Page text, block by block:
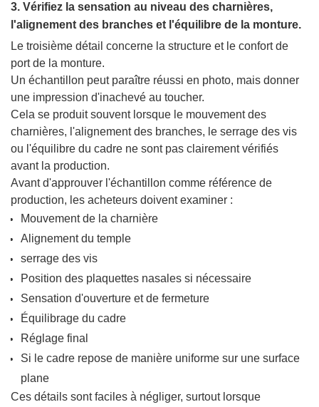
3. Vérifiez la sensation au niveau des charnières,
l'alignement des branches et l'équilibre de la monture.
Le troisième détail concerne la structure et le confort de
port de la monture.
Un échantillon peut paraître réussi en photo, mais donner
une impression d'inachevé au toucher.
Cela se produit souvent lorsque le mouvement des
charnières, l'alignement des branches, le serrage des vis
ou l'équilibre du cadre ne sont pas clairement vérifiés
avant la production.
Avant d'approuver l'échantillon comme référence de
production, les acheteurs doivent examiner :
Mouvement de la charnière
Alignement du temple
serrage des vis
Position des plaquettes nasales si nécessaire
Sensation d'ouverture et de fermeture
Équilibrage du cadre
Réglage final
Si le cadre repose de manière uniforme sur une surface
plane
Ces détails sont faciles à négliger, surtout lorsque